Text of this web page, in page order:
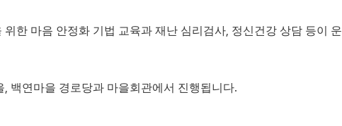
한 마음 안정화 기법 교육과 재난 심리검사, 정신건강 상담 등이 운
백연마을 경로당과 마을회관에서 진행됩니다.